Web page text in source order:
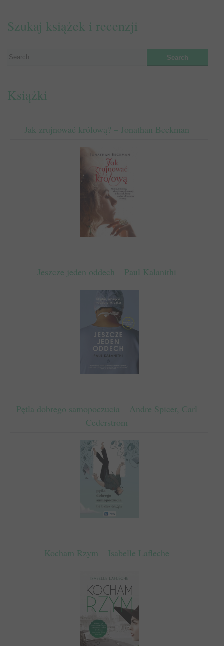
Szukaj książek i recenzji
Książki
Jak zrujnować królową? – Jonathan Beckman
Jeszcze jeden oddech – Paul Kalanithi
Pętla dobrego samopoczucia – Andre Spicer, Carl
Cederstrom
Kocham Rzym – Isabelle Lafleche